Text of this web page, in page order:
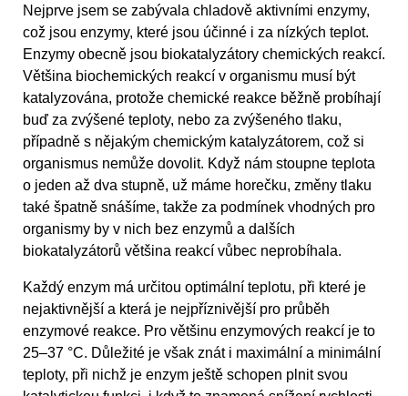
Nejprve jsem se zabývala chladově aktivními enzymy,
což jsou enzymy, které jsou účinné i za nízkých teplot.
Enzymy obecně jsou biokatalyzátory chemických reakcí.
Většina biochemických reakcí v organismu musí být
katalyzována, protože chemické reakce běžně probíhají
buď za zvýšené teploty, nebo za zvýšeného tlaku,
případně s nějakým chemickým katalyzátorem, což si
organismus nemůže dovolit. Když nám stoupne teplota
o jeden až dva stupně, už máme horečku, změny tlaku
také špatně snášíme, takže za podmínek vhodných pro
organismy by v nich bez enzymů a dalších
biokatalyzátorů většina reakcí vůbec neprobíhala.
Každý enzym má určitou optimální teplotu, při které je
nejaktivnější a která je nejpříznivější pro průběh
enzymové reakce. Pro většinu enzymových reakcí je to
25–37 °C. Důležité je však znát i maximální a minimální
teploty, při nichž je enzym ještě schopen plnit svou